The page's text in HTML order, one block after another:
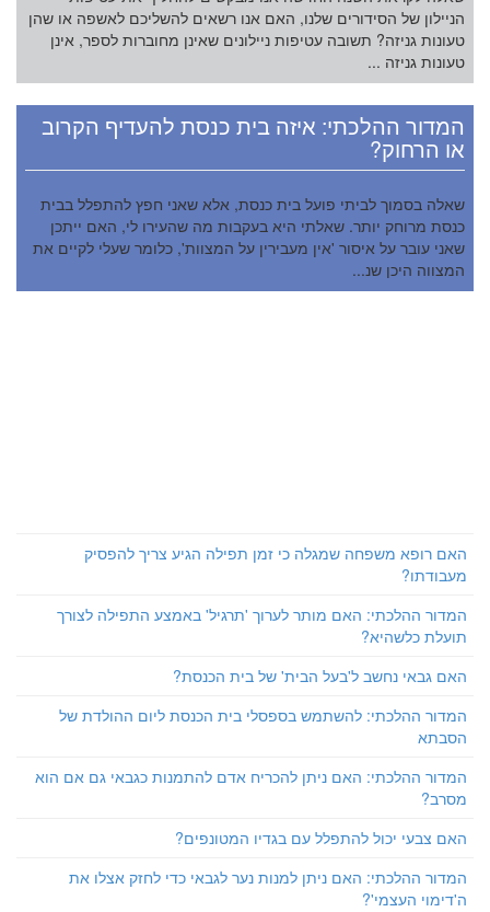
הניילון של הסידורים שלנו, האם אנו רשאים להשליכם לאשפה או שהן
טעונות גניזה? תשובה עטיפות ניילונים שאינן מחוברות לספר, אינן
טעונות גניזה ...
המדור ההלכתי: איזה בית כנסת להעדיף הקרוב
או הרחוק?
שאלה בסמוך לביתי פועל בית כנסת, אלא שאני חפץ להתפלל בבית
כנסת מרוחק יותר. שאלתי היא בעקבות מה שהעירו לי, האם ייתכן
שאני עובר על איסור 'אין מעבירין על המצוות', כלומר שעלי לקיים את
המצווה היכן שנ...
האם רופא משפחה שמגלה כי זמן תפילה הגיע צריך להפסיק
מעבודתו?
המדור ההלכתי: האם מותר לערוך 'תרגיל' באמצע התפילה לצורך
תועלת כלשהיא?
האם גבאי נחשב ל'בעל הבית' של בית הכנסת?
המדור ההלכתי: להשתמש בספסלי בית הכנסת ליום ההולדת של
הסבתא
המדור ההלכתי: האם ניתן להכריח אדם להתמנות כגבאי גם אם הוא
מסרב?
האם צבעי יכול להתפלל עם בגדיו המטונפים?
המדור ההלכתי: האם ניתן למנות נער לגבאי כדי לחזק אצלו את
ה'דימוי העצמי'?